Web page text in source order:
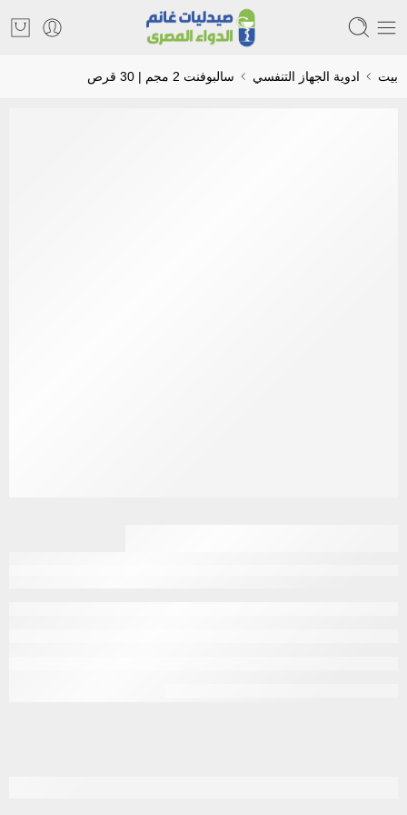
بيت ادوية الجهاز التنفسي سالبوفنت 2 مجم | 30 قرص